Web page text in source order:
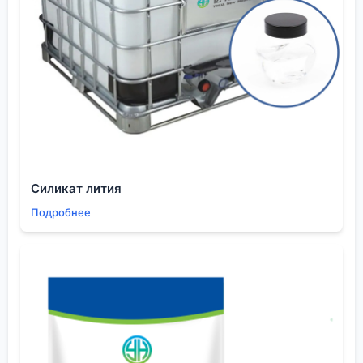
разные ?воды? — в прямом и переносном смысле.
Ограничения и ?подводные камни?:
гигроскопичность и совместимость
Главный бич
— его гигроскопичность. В
сухом виде он жадно впитывает воду из воздуха.
Это создает массу проблем при хранении и
дозировании. Если мешок вскрыт и плохо закрыт,
через пару дней можно получить комья, которые
всегда удобно на производстве.
окислителями, некоторыми солями поливалентных
одном из проектов по созданию
обеззараживающей композиции мы попытались
Силикат лития
Подробнее